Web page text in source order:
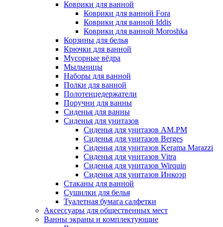
Коврики для ванной
Коврики для ванной Fora
Коврики для ванной Iddis
Коврики для ванной Moroshka
Корзины для белья
Крючки для ванной
Мусорные вёдра
Мыльницы
Наборы для ванной
Полки для ванной
Полотенцедержатели
Поручни для ванны
Сиденья для ванны
Сиденья для унитазов
Сиденья для унитазов AM.PM
Сиденья для унитазов Berges
Сиденья для унитазов Kerama Marazzi
Сиденья для унитазов Vitra
Сиденья для унитазов Wirquin
Сиденья для унитазов Инкоэр
Стаканы для ванной
Сушилки для белья
Туалетная бумага салфетки
Аксессуары для общественных мест
Ванны экраны и комплектующие